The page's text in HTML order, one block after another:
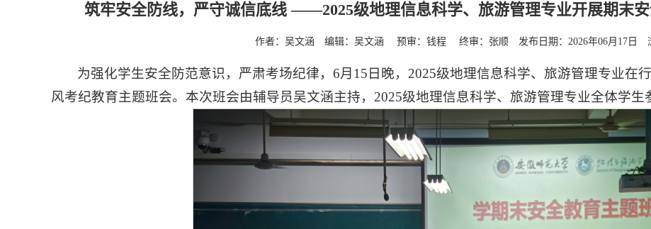
筑牢安全防线，严守诚信底线 ——2025级地理信息科学、旅游管理专业开展期末
作者：吴文涵 编辑：吴文涵 预审：钱程 终审：张顺 发布日期：2026年06月17日
为强化学生安全防范意识，严肃考场纪律，6月15日晚，2025级地理信息科学、旅游管理专业在
风考纪教育主题班会。本次班会由辅导员吴文涵主持，2025级地理信息科学、旅游管理专业全体学生